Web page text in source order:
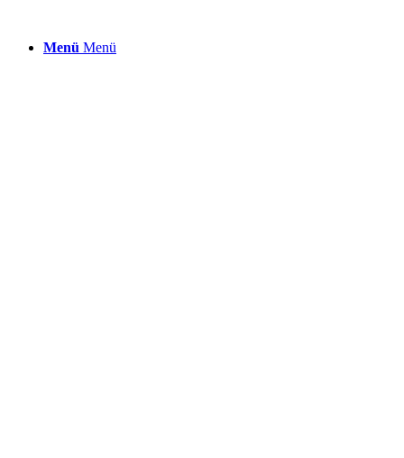
Menü Menü